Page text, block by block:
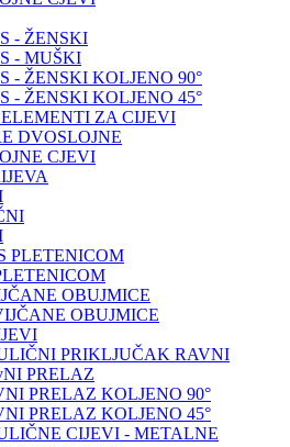
- ŽENSKI
- MUŠKI
- ŽENSKI KOLJENO 90°
- ŽENSKI KOLJENO 45°
ELEMENTI ZA CIJEVI
DVOSLOJNE
CJEVI
PLETENICOM
OBUJMICE
OBUJMICE
PRIKLJUČAK RAVNI
PRELAZ
PRELAZ KOLJENO 90°
PRELAZ KOLJENO 45°
CIJEVI - METALNE